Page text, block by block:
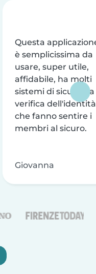
Questa
è semplicissima da
usare, super utile,
affidabile, ha molti
sistemi di sicurezza
verifica dell'identità
che fanno sentire i
membri al sicuro.
Giovanna